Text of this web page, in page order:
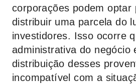
corporações podem optar
distribuir uma parcela do
investidores. Isso ocorre
administrativa do negócio
distribuição desses
incompatível com a